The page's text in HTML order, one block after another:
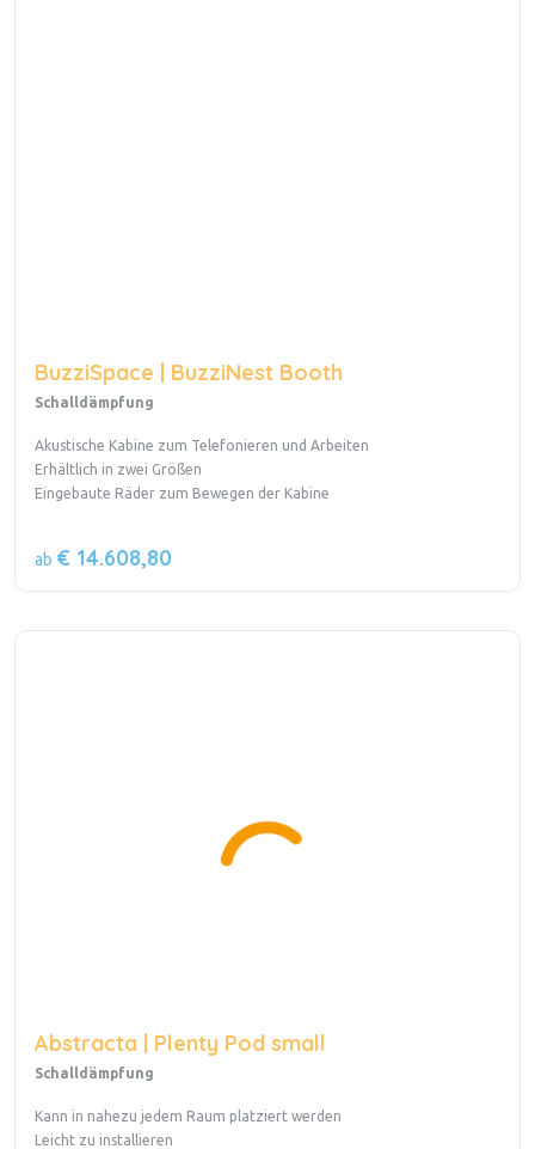
BuzziSpace | BuzziNest Booth
Schalldämpfung
Akustische Kabine zum Telefonieren und Arbeiten
Erhältlich in zwei Größen
Eingebaute Räder zum Bewegen der Kabine
ab € 14.608,80
Abstracta | Plenty Pod small
Schalldämpfung
Kann in nahezu jedem Raum platziert werden
Leicht zu installieren